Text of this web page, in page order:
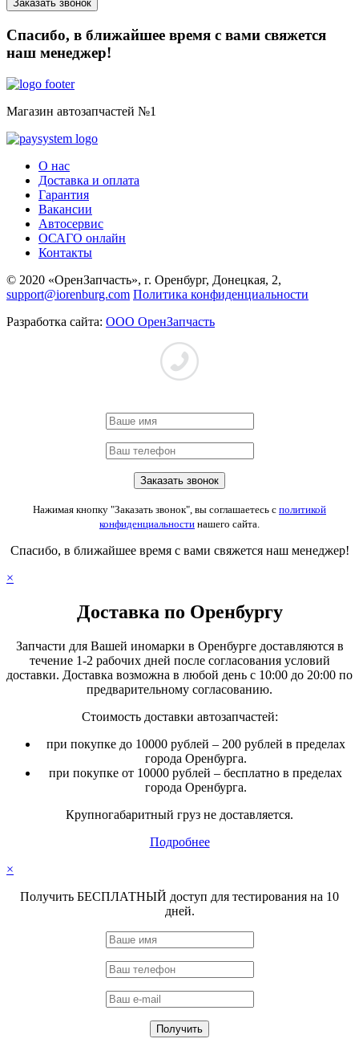
Спасибо, в ближайшее время с вами свяжется
наш менеджер!
Магазин автозапчастей №1
О нас
Доставка и оплата
Гарантия
Вакансии
Автосервис
ОСАГО онлайн
Контакты
© 2020 «ОренЗапчасть», г. Оренбург, Донецкая, 2,
support@iorenburg.com Политика конфиденциальности
Разработка сайта: ООО ОренЗапчасть
Нажимая кнопку "Заказать звонок", вы соглашаетесь с политикой
конфиденциальности нашего сайта.
Спасибо, в ближайшее время с вами свяжется наш менеджер!
×
Доставка по Оренбургу
Запчасти для Вашей иномарки в Оренбурге доставляются в
течение 1-2 рабочих дней после согласования условий
доставки. Доставка возможна в любой день с 10:00 до 20:00 по
предварительному согласованию.
Стоимость доставки автозапчастей:
при покупке до 10000 рублей – 200 рублей в пределах
города Оренбурга.
при покупке от 10000 рублей – бесплатно в пределах
города Оренбурга.
Крупногабаритный груз не доставляется.
Подробнее
×
Получить БЕСПЛАТНЫЙ доступ для тестирования на 10
дней.